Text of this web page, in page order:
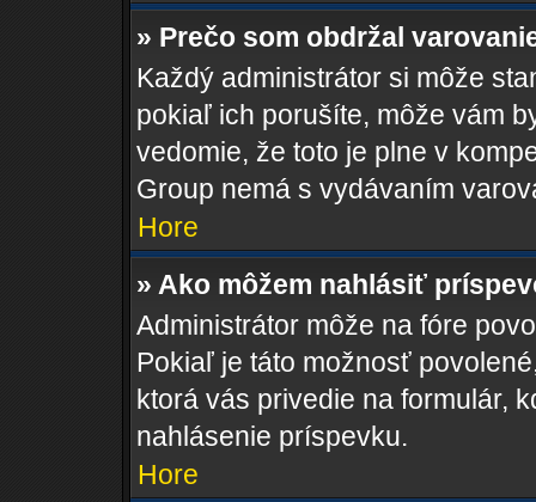
» Prečo som obdržal
Každý administrátor si môže
pokiaľ ich porušíte, môže vám
vedomie, že toto je plne v
Group nemá s vydávaním
Hore
» Ako môžem nahlásiť
Administrátor môže na fóre
Pokiaľ je táto možnosť
ktorá vás privedie na formulár,
nahlásenie príspevku.
Hore